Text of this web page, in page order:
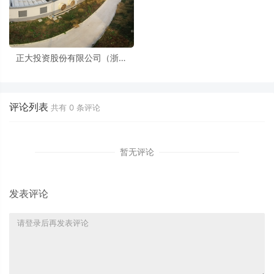
正大投资股份有限公司（浙江
评论列表 共有 0 条评论
暂无评论
发表评论